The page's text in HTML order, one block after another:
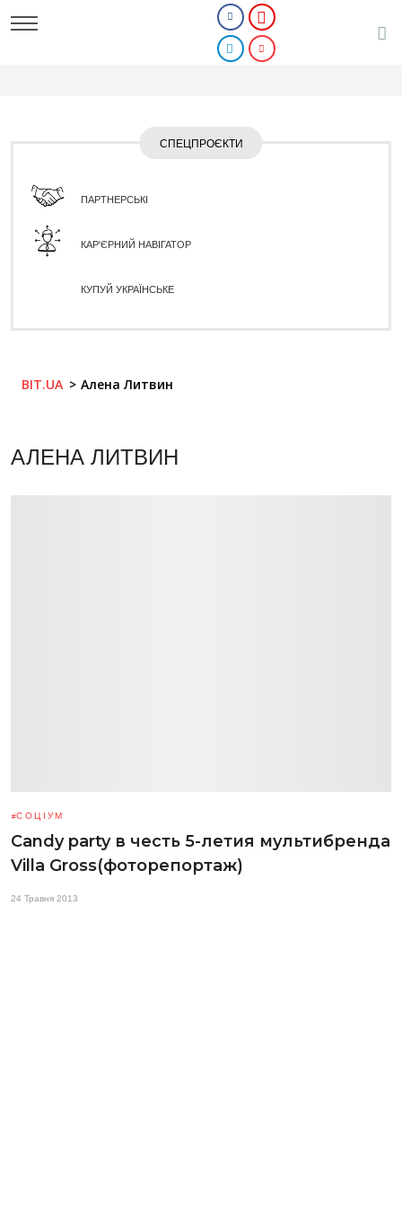
СПЕЦПРОЄКТИ
ПАРТНЕРСЬКІ
КАР'ЄРНИЙ НАВІГАТОР
КУПУЙ УКРАЇНСЬКЕ
BIT.UA Алена Литвин
АЛЕНА ЛИТВИН
СОЦІУМ
Candy party в честь 5-летия мультибренда
Villa Gross(фоторепортаж)
24 Травня 2013